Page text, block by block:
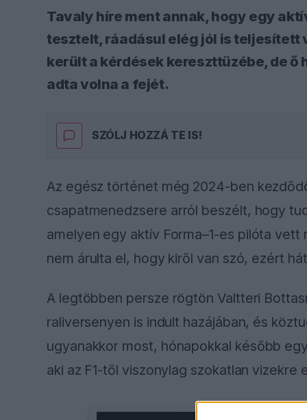
Tavaly híre ment annak, hogy egy
tesztelt, ráadásul elég jól is teljesített
került a kérdések kereszttüzébe, de
adta volna a fejét.
SZÓLJ HOZZÁ TE IS!
Az egész történet még 2024-ben
csapatmenedzsere arról beszélt, hogy
amelyen egy aktív Forma–1-es pilóta
nem árulta el, hogy kiről van szó, ezért
A legtöbben persze rögtön Valtteri
raliversenyen is indult hazájában, és
ugyanakkor most, hónapokkal később
aki az F1-től viszonylag szokatlan vizekre